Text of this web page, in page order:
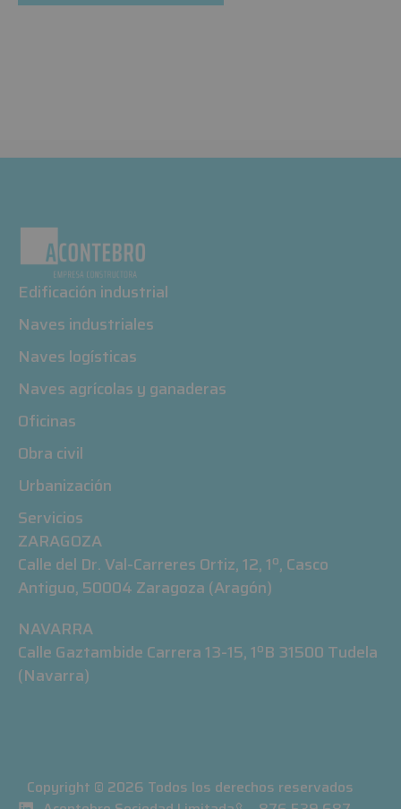
Edificación industrial
Naves industriales
Naves logísticas
Naves agrícolas y ganaderas
Oficinas
Obra civil
Urbanización
Servicios
ZARAGOZA
Calle del Dr. Val-Carreres Ortiz, 12, 1º, Casco
Antiguo, 50004 Zaragoza (Aragón)
NAVARRA
Calle Gaztambide Carrera 13-15, 1ºB 31500 Tudela
(Navarra)
Copyright © 2026 Todos los derechos reservados